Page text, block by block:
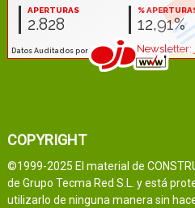
COPYRIGHT
©1999-2025 El material de
de Grupo Tecma Red S.L. y está
utilizarlo de ninguna manera sin